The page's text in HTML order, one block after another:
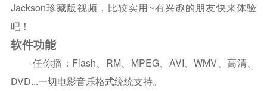
Jackson珍藏版视频，比较实用~有兴趣的朋友快来体验
吧！
软件功能
-任你播：Flash、RM、MPEG、AVI、WMV、高清、
DVD...一切电影音乐格式统统支持。